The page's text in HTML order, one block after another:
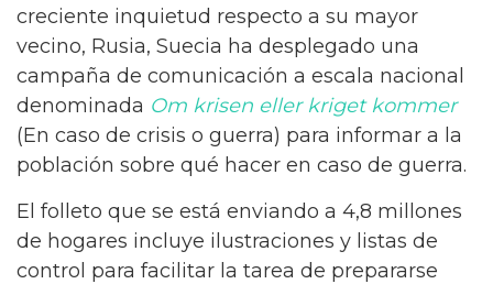
creciente inquietud respecto a su mayor
vecino, Rusia, Suecia ha desplegado una
campaña de comunicación a escala nacional
denominada Om krisen eller kriget kommer
(En caso de crisis o guerra) para informar a la
población sobre qué hacer en caso de guerra.
El folleto que se está enviando a 4,8 millones
de hogares incluye ilustraciones y listas de
control para facilitar la tarea de prepararse